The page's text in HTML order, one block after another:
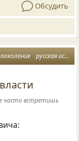
Обсудить
русская история
часто встретишь